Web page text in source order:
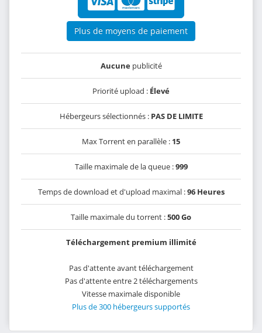
Plus de moyens de paiement
Aucunepublicité
Priorité upload : Élevé
Hébergeurs sélectionnés : PAS DE LIMITE
Max Torrent en parallèle : 15
Taille maximale de la queue :999
Temps de download et d'upload maximal :96 Heures
Taille maximale du torrent :500 Go
Téléchargement premium illimité
Pas d'attente avant téléchargement
Pas d'attente entre 2 téléchargements
Vitesse maximale disponible
Plus de 300 hébergeurs supportés